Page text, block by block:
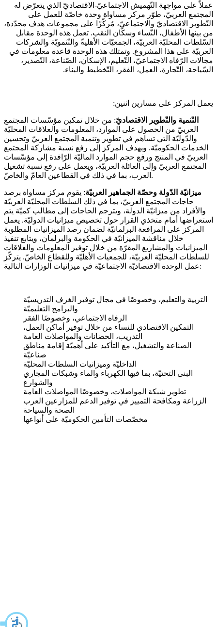
عملاً على مواجهة التّهميش الاجتماعيّ-الاقتصاديّ الذي يتعرّض له
المجتمع العربيّ، طوّر مركز مساواة وحدة خاصّة للعمل على
التّطوير الاقتصاديّ والاجتماعيّ، مُركّزًا على مجموعات هدف محدّدة،
من بينها الأطفال، النّساء وسكّان النقب. تعمل هذه الوحدة مقابل
السّلطات المحليّة العربيّة، الجمعيّات الأهليةّ والتّنمويّة والشركات
العربيّة على هذا المشروع. وتمتلك هذه الوحدة قاعدة معلومات في
مجالات الرّفاه الاجتماعيّ، التّعليم، الإسكان، الصّناعة، التّصدير،
السّياحة، التّجارة، العمل، الفقر، التّخطيط والبناء.
يعمل المركز على مسارين اثنين:
التّنمية والتّطوير الاقتصاديّ: من خلال تمكين مؤسّسات المجتمع
العربيّ من الحصول على الموارد، المعلومات والعلاقات المحليّة
والدّوليّة التي تساهم في تطوير وتنمية المجتمع العربيّ وتحسين
الخدمات الحكوميّة. ويهدف المركز إلى رفع نسبة مشاركة المجتمع
العربيّ في المنتج ورفع حجم الموارد الماليّة الرّافدة إلى مؤسّسات
المجتمع العربيّ وإلى العائلة العربيّة، ويعمل على رفع نسبة تشغيل
العرب، بما في ذلك في القطاعين العامّ والخاصّ.
ميزانيّة الدّولة وحصّة الجماهير العربيّة: يقوم مركز مساواة برصد
حاجات المجتمع العربيّ، بما في ذلك السلطات المحليّة العربيّة
والأفراد من ميزانيّة الدولة، ويترجم الحاجات إلى مطالب كميّة يتم
استعراضها أمام متخذي القرار حول تخصيص ميزانيات الدوليّة. يعمل
المركز على المرافعة البرلمانيّة لضمان رصد الميزانيات المطلوبة
خلال مناقشة الميزانيّة في الحكومة والبرلمان، ويتابع تنفيذ
الميزانيات والمشاريع المقرّة من خلال توفير المعلومات والعلاقات
للسلطات المحليّة العربيّة، للجمعيات الأهليّة وللقطاع الخاصّ. يتركّز
عمل الوحدة الاقتصاديّة الاجتماعيّة في ميزانيات الوزارات التالية:
التربية والتعليم، وخصوصًا في مجال توفير الغرف التدريسيّة
والبرامج التعليميّة
الرفاه الاجتماعي، وخصوصًا الفقر
التمكين الاقتصادي للنساء من خلال توفير أماكن العمل،
التدريب، الحضانات والمواصلات العامة
الصناعة والتشغيل، مع التأكيد على أهميّة إقامة مناطق
صناعيّة
الداخليّة وميزانيات السلطات المحليّة
البنى التحتيّة، بما فيها الكهرباء والماء وشبكات المجاري
والشوارع
تطوير شبكة المواصلات، وخصوصًا المواصلات العامة
الزراعة ومكافحة التمييز في توفير الدعم للمزارعين العرب
الصحة والسياحة
مخصّصات التأمين الحكوميّة على أنواعها